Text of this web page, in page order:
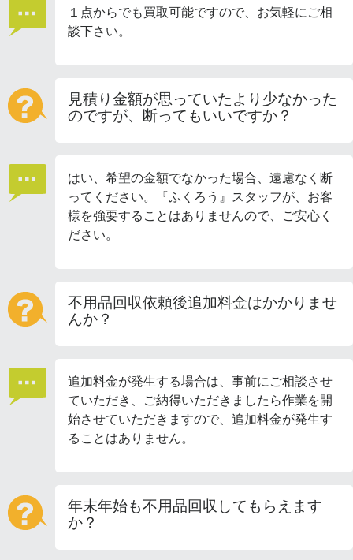
１点からでも買取可能ですので、お気軽にご相
談下さい。
見積り金額が思っていたより少なかった
のですが、断ってもいいですか？
はい、希望の金額でなかった場合、遠慮なく断
ってください。『ふくろう』スタッフが、お客
様を強要することはありませんので、ご安心く
ださい。
不用品回収依頼後追加料金はかかりませ
んか？
追加料金が発生する場合は、事前にご相談させ
ていただき、ご納得いただきましたら作業を開
始させていただきますので、追加料金が発生す
ることはありません。
年末年始も不用品回収してもらえます
か？